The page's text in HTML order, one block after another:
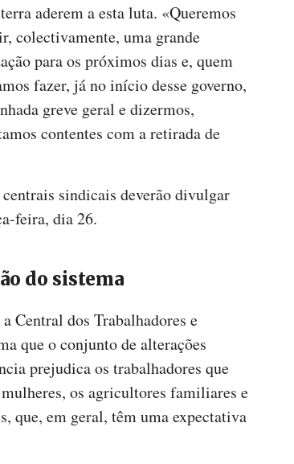
aderem a esta luta. «Queremos
colectivamente, uma grande
para os próximos dias e, quem
fazer, já no início desse governo,
greve geral e dizermos,
contentes com a retirada de
centrais sindicais deverão divulgar
feira, dia 26.
do sistema
Central dos Trabalhadores e
que o conjunto de alterações
prejudica os trabalhadores que
os agricultores familiares e
que, em geral, têm uma expectativa